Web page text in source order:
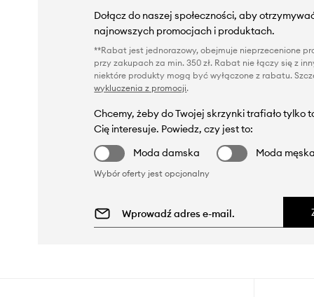
Dołącz do naszej społeczności, aby
najnowszych promocjach i produktach.
**Rabat jest jednorazowy, obejmuje nieprzecenione
przy zakupach za min. 350 zł. Rabat nie łączy się z
niektóre produkty mogą być wyłączone z rabatu.
wykluczenia z promocji.
Chcemy, żeby do Twojej skrzynki trafiało tylko
Cię interesuje. Powiedz, czy jest to:
Moda damska
Moda męska
Wybór oferty jest opcjonalny